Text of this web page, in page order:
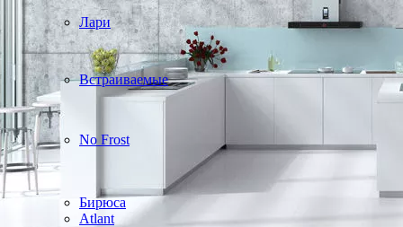
Лари
Встраиваемые
No Frost
Бирюса
Atlant